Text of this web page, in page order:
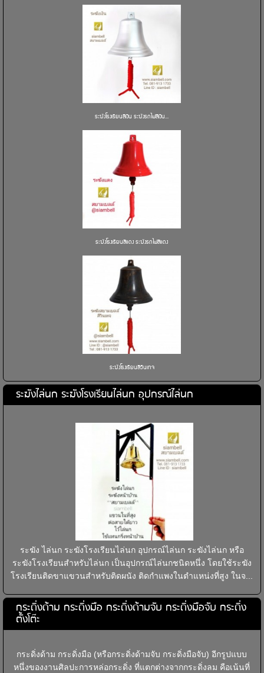
ระฆังโรงเรียนสีเงิน ระฆังรถไฟสีเงิน...
ระฆังโรงเรียนสีแดง ระฆังรถไฟสีแดง
ระฆังโรงเรียนสีวินเทจ
ระฆังไล่นก ระฆังโรงเรียนไล่นก อุปกรณ์ไล่นก
ระฆัง ไล่นก ระฆังโรงเรียนไล่นก อุปกรณ์ไล่นก ระฆังไล่นก หรือ
ระฆังโรงเรียนสำหรับไล่นก เป็นอุปกรณ์ไล่นกชนิดหนึ่ง โดยใช้ระฆัง
โรงเรียนติดขาแขวนสำหรับติดผนัง ติดกำแพงในตำแหน่งที่สูง ในจ...
กระดิ่งด้าม กระดิ่งมือ กระดิ่งด้ามจับ กระดิ่งมือจับ กระดิ่ง
ตั้งโต๊ะ
กระดิ่งด้าม กระดิ่งมือ (หรือกระดิ่งด้ามจับ กระดิ่งมือจับ) อีกรูปแบบ
หนึ่งของงานศิลปะการหล่อกระดิ่ง ที่แตกต่างจากกระดิ่งลม คือเน้นที่